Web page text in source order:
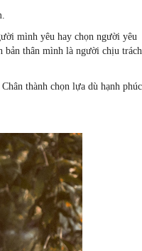
mình yêu hay chọn người yêu
bản thân mình là người chịu trách
thành chọn lựa dù hạnh phúc